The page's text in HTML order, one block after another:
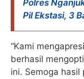
Polres
Pil Ekstasi, 3
“Kami
berhasil
ini. Semoga hasil